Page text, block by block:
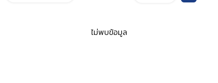
ไม่พบข้อมูล